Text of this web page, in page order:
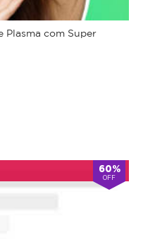
Plasma com Super
60%
OFF